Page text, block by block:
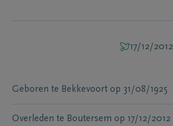
17/12/2012
Geboren te Bekkevoort op 31/08/1925
Overleden te Boutersem op 17/12/2012